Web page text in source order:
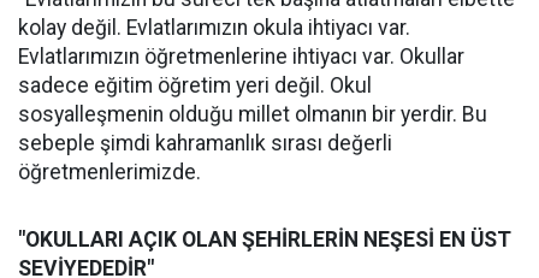
kolay değil. Evlatlarımızın okula ihtiyacı var.
Evlatlarımızın öğretmenlerine ihtiyacı var. Okullar
sadece eğitim öğretim yeri değil. Okul
sosyalleşmenin olduğu millet olmanın bir yerdir. Bu
sebeple şimdi kahramanlık sırası değerli
öğretmenlerimizde.
"OKULLARI AÇIK OLAN ŞEHİRLERİN NEŞESİ EN ÜST
SEVİYEDEDİR"